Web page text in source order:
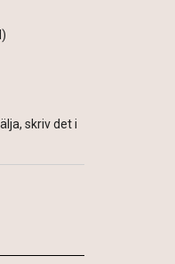
skriv det i